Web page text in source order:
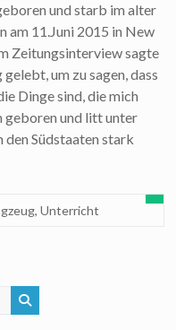
und starb im alter
am 11.Juni 2015 in New
Zeitungsinterview sagte
um zu sagen, dass
Dinge sind, die mich
geboren und litt unter
den Südstaaten stark
,Unterricht